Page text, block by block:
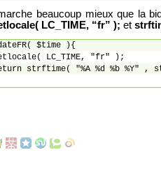
beaucoup mieux que la
LC_TIME, “fr” ); et
$time ){